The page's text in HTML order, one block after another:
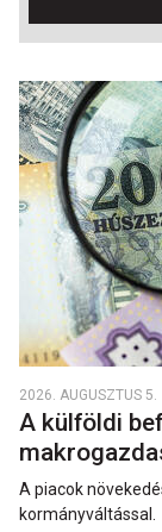
2026. AUGUSZTUS 5.
A külföldi
A piacok
kormányváltással.